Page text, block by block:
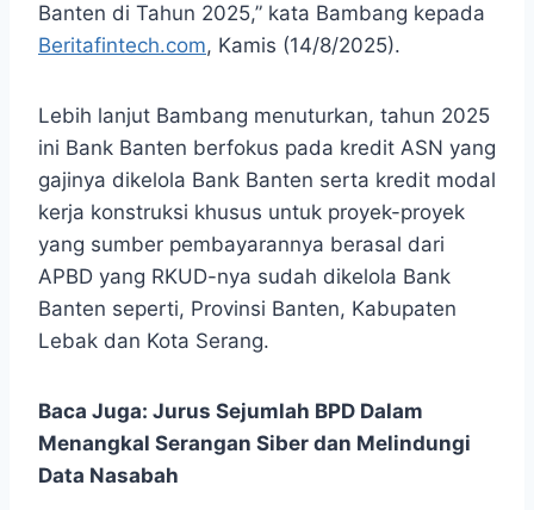
Banten di Tahun 2025,” kata Bambang kepada
Beritafintech.com, Kamis (14/8/2025).
Lebih lanjut Bambang menuturkan, tahun 2025
ini Bank Banten berfokus pada kredit ASN yang
gajinya dikelola Bank Banten serta kredit modal
kerja konstruksi khusus untuk proyek-proyek
yang sumber pembayarannya berasal dari
APBD yang RKUD-nya sudah dikelola Bank
Banten seperti, Provinsi Banten, Kabupaten
Lebak dan Kota Serang.
Baca Juga: Jurus Sejumlah BPD Dalam
Menangkal Serangan Siber dan Melindungi
Data Nasabah